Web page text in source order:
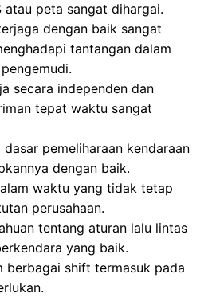
atau peta sangat dihargai.
dengan baik sangat
tantangan dalam
secara independen dan
tepat waktu sangat
pemeliharaan kendaraan
dengan baik.
waktu yang tidak tetap
perusahaan.
tentang aturan lalu lintas
yang baik.
berbagai shift termasuk pada